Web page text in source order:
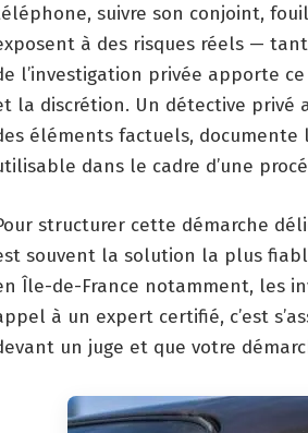
suivre son conjoint,
à des risques réels —
l’investigation privée apporte
la discrétion. Un détective privé
éléments factuels,
dans le cadre d’une
structurer cette démarche
souvent la solution la plus
Île-de-France notamment, les
à un expert certifié, c’est
un juge et que votre